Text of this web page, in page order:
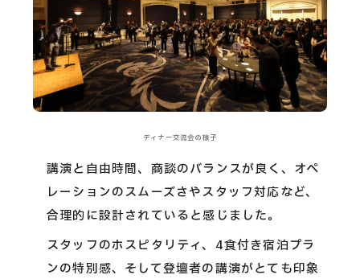
ディナー交流会の様子
講演と自由時間、商談のバランスが良く、オペ
レーションのスムーズさやスタッフ対応など、
合理的に設計されていると感じました。
スタッフのホスピタリティ、4食付き宿泊プラ
ンの特別感、そして登壇者の講演がとても印象